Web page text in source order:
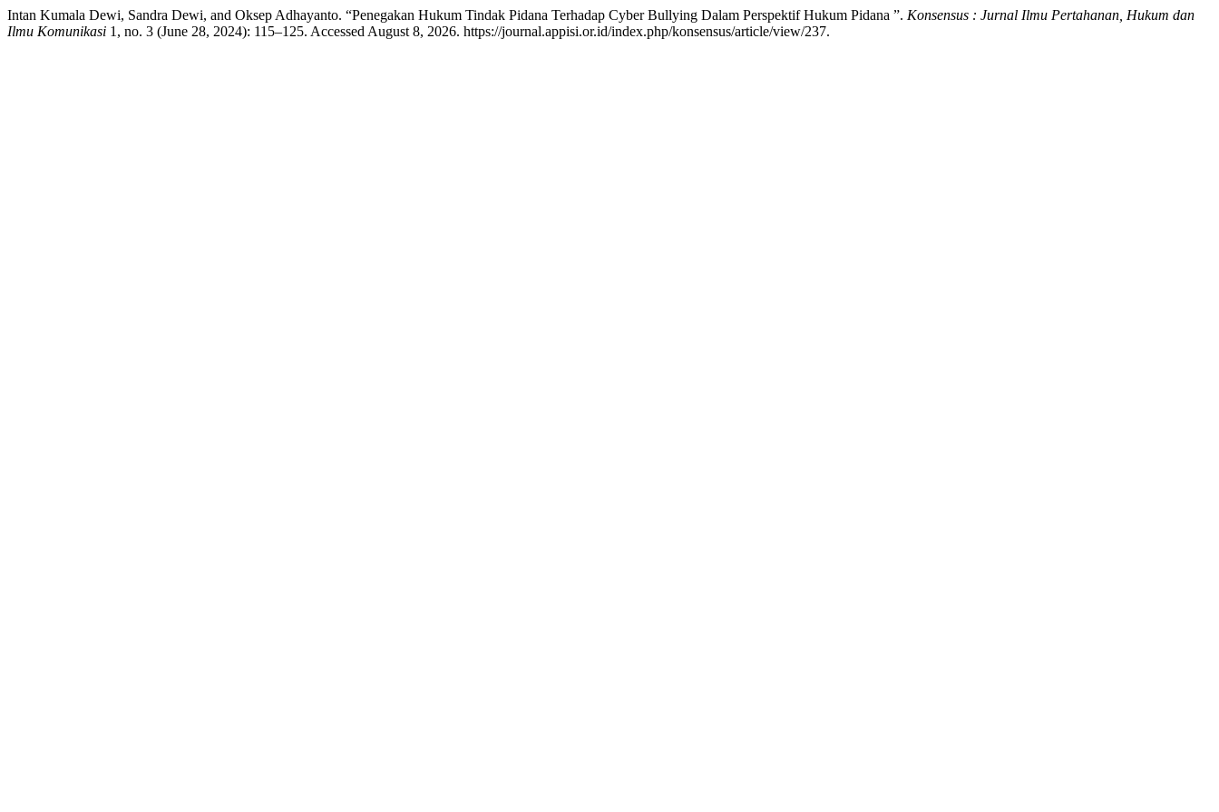
Intan Kumala Dewi, Sandra Dewi, and Oksep Adhayanto. “Penegakan Hukum Tindak Pidana Terhadap Cyber Bullying Dalam Perspektif Hukum Pidana ”. Konsensus : Jurnal Ilmu Pertahanan, Hukum dan
Ilmu Komunikasi 1, no. 3 (June 28, 2024): 115–125. Accessed August 8, 2026. https://journal.appisi.or.id/index.php/konsensus/article/view/237.